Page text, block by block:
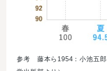
参考 藤本ら1954：小池五